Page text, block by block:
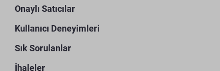
Onaylı Satıcılar
Kullanıcı Deneyimleri
Sık Sorulanlar
İhaleler